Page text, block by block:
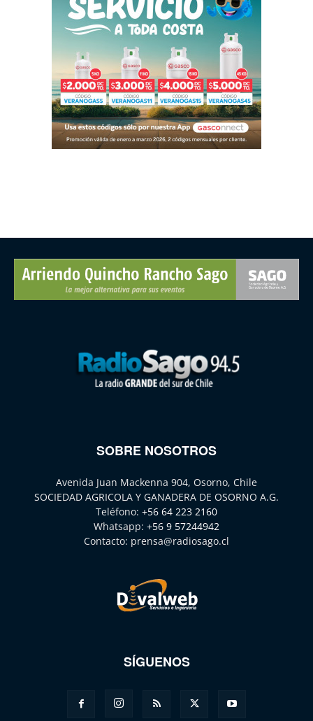
SOBRE NOSOTROS
Avenida Juan Mackenna 904, Osorno, Chile
SOCIEDAD AGRICOLA Y GANADERA DE OSORNO A.G.
Teléfono: +56 64 223 2160
Whatsapp: +56 9 57244942
Contacto: prensa@radiosago.cl
SÍGUENOS